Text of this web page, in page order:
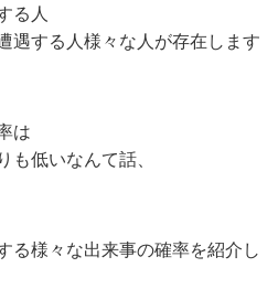
る人
遇する人様々な人が存在します
は
低いなんて話、
る様々な出来事の確率を紹介し